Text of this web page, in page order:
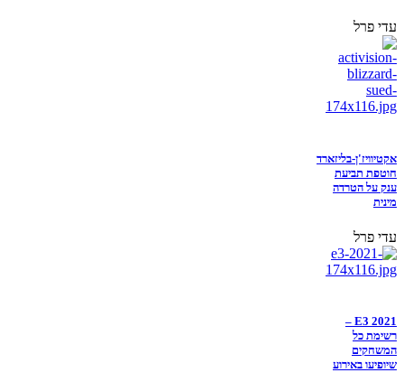
עדי פרל
אקטיוויז'ן-בליזארד
חוטפת תביעת
ענק על הטרדה
מינית
עדי פרל
E3 2021 –
רשימת כל
המשחקים
שיופיעו באירוע